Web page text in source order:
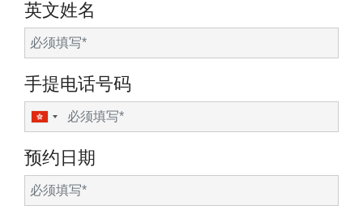
英文姓名
手提电话号码
预约日期